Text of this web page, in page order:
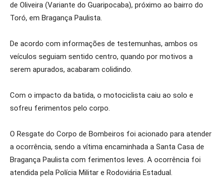
de Oliveira (Variante do Guaripocaba), próximo ao bairro do
Toró, em Bragança Paulista.
De acordo com informações de testemunhas, ambos os
veículos seguiam sentido centro, quando por motivos a
serem apurados, acabaram colidindo.
Com o impacto da batida, o motociclista caiu ao solo e
sofreu ferimentos pelo corpo.
O Resgate do Corpo de Bombeiros foi acionado para atender
a ocorrência, sendo a vítima encaminhada a Santa Casa de
Bragança Paulista com ferimentos leves. A ocorrência foi
atendida pela Polícia Militar e Rodoviária Estadual.